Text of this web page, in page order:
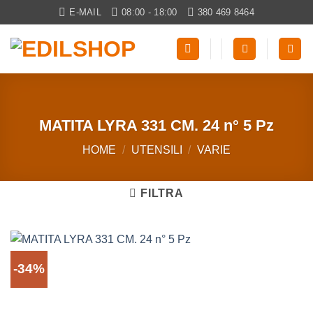
ai
contenuti
E-MAIL 08:00 - 18:00 380 469 8464
MATITA LYRA 331 CM. 24 n° 5 Pz
HOME / UTENSILI / VARIE
FILTRA
-34%